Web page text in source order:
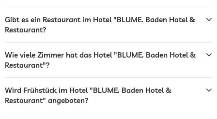
Zimmerservice
Wäscheservice
Hunde erlaubt
Gibt es ein Restaurant im Hotel "BLUME. Baden Hotel &
Restaurant?
Wie viele Zimmer hat das Hotel "BLUME. Baden Hotel &
Restaurant"?
Wird Frühstück im Hotel "BLUME. Baden Hotel &
Restaurant" angeboten?